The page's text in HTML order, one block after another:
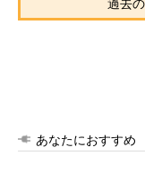
過去
あなたにおすすめ